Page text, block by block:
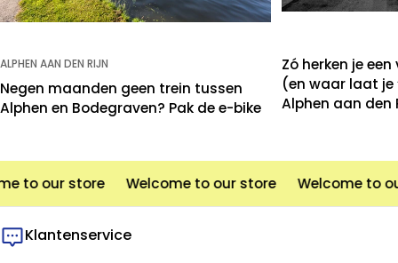
ALPHEN AAN DEN RIJN
Negen maanden geen trein tussen
Alphen en Bodegraven? Pak de e-bike
Zó herken je
(en waar laat je
Alphen aan den
to our store Welcome to our store Welcome to
Klantenservice